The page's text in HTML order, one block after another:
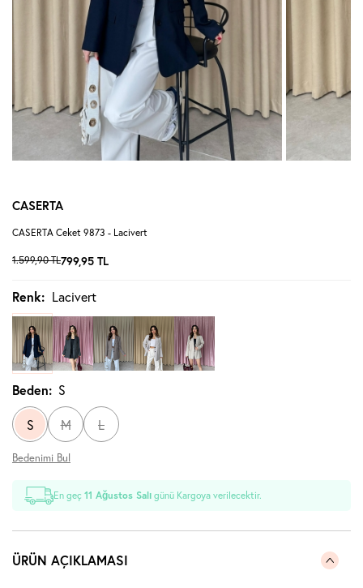
CASERTA
CASERTA Ceket 9873 - Lacivert
1.599,90TL799,95 TL
Renk: Lacivert
Beden: S
S M L
Bedenimi Bul
En geç11 Ağustos Salı günü Kargoya verilecektir.
ÜRÜN AÇIKLAMASI